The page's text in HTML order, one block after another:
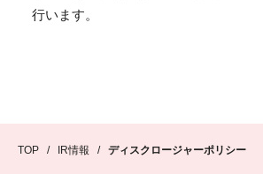
行います。
TOP / IR情報 / ディスクロージャーポリシー